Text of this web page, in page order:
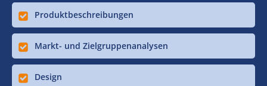
Produktbeschreibungen
Markt- und Zielgruppenanalysen
Design